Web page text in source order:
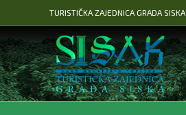
na
sadržaj
TURISTIČKA ZAJEDNICA GRADA SISKA